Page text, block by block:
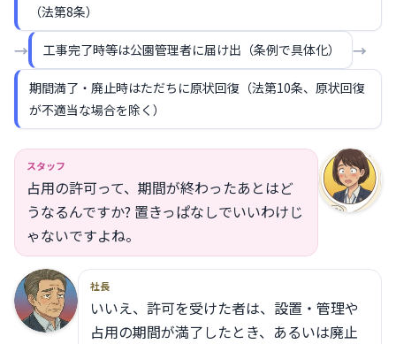
（法第8条）
→ 工事完了時等は公園管理者に届け出（条例で具体化） →
期間満了・廃止時はただちに原状回復（法第10条、原状回復
が不適当な場合を除く）
スタッフ
占用の許可って、期間が終わったあとはど
うなるんですか? 置きっぱなしでいいわけじ
ゃないですよね。
社長
いいえ、許可を受けた者は、設置・管理や
占用の期間が満了したとき、あるいは廃止